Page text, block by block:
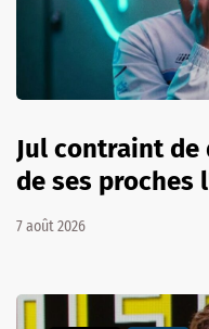
Jul contraint
de ses proches
7 août 2026